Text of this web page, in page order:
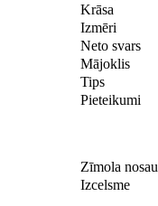
Krāsa
Izmēri
Neto svars
Mājoklis
Tips
Pieteikumi
Zīmola
Izcelsme